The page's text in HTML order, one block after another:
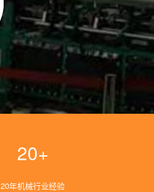
20+
20年机械行业经验